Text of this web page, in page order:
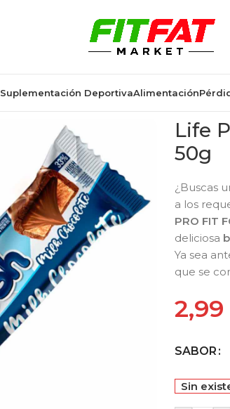
Suplementación DeportivaAlimentación
Life
50g
¿Buscas
a los
PRO FIT
deliciosa
Ya sea
que se
2,99
SABOR
Sin